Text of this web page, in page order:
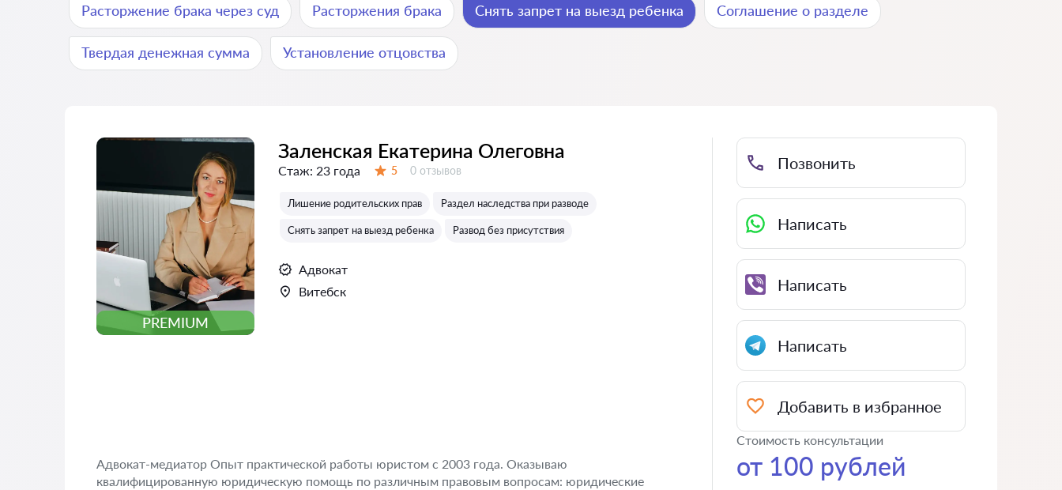
Расторжение брака через суд Расторжения брака Снять запрет на выезд ребенка Соглашение о разделе
Твердая денежная сумма Установление отцовства
PREMIUM
Заленская Екатерина Олеговна
Стаж: 23 года 5 Отзывов:
0 отзывов
Лишение родительских прав Раздел наследства при разводе
Снять запрет на выезд ребенка Развод без присутствия
Адвокат
Витебск
Адвокат-медиатор Опыт практической работы юристом с 2003 года. Оказываю
квалифицированную юридическую помощь по различным правовым вопросам: юридические
Позвонить
Написать
Написать
Написать
Добавить в избранное
Стоимость консультации
от 100 рублей